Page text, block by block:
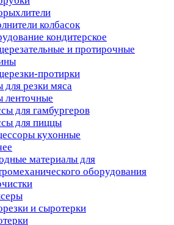
колбасок
кондитерское
и протирочные
протирки
для резки мяса
ленточные
для гамбургеров
для пиццы
кухонные
материалы для
оборудования
и сыротерки